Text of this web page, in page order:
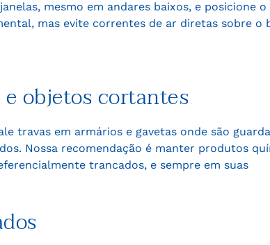
mesmo em andares baixos, e posicione o
mas evite correntes de ar diretas sobre o
objetos cortantes
travas em armários e gavetas onde são
Nossa recomendação é manter produtos
trancados, e sempre em suas